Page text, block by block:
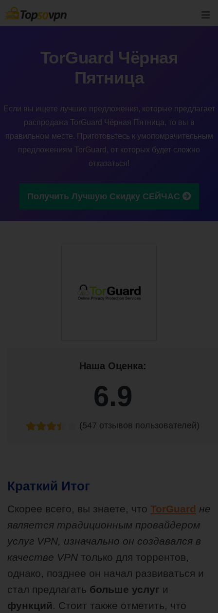
TorGuard Чёрная
Пятница
Если вы ищете лучшие предложения, которые предлагает
распродажа TorGuard Чёрная Пятница, то вы в
правильном месте. Приготовьтесь к умопомрачительным
предложениям TorGuard, от которых будет сложно
отказаться!
Получить Лучшую Скидку СЕЙЧАС
Наша Оценка:
6.9
(547 отзывов пользователей)
Краткий Итог
Скорее всего, вы знаете, что TorGuard не
является традиционным провайдером
услуг VPN, изначально он создавался в
качестве VPN только для торрентов,
однако, позднее он начал развиваться и
стал предлагать больше услуг и
функций. Стоит также отметить, что